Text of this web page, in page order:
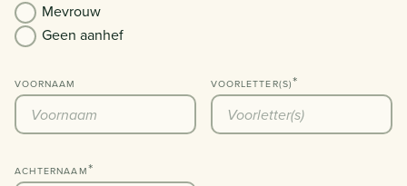
Mevrouw
Geen aanhef
VOORNAAM VOORLETTER(S)
ACHTERNAAM